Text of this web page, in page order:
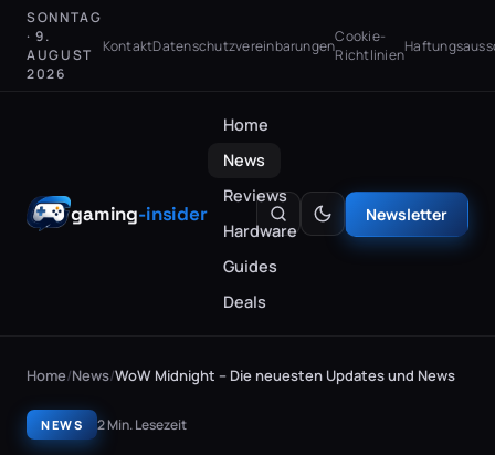
SONNTAG
· 9.
AUGUST
2026
KontaktDatenschutzvereinbarungenCookie-
Richtlinien
gaming-insider
Home
News
Reviews
Hardware
Guides
Deals
Newsletter
Home/News/WoW Midnight – Die neuesten Updates und News
NEWS 2 Min. Lesezeit